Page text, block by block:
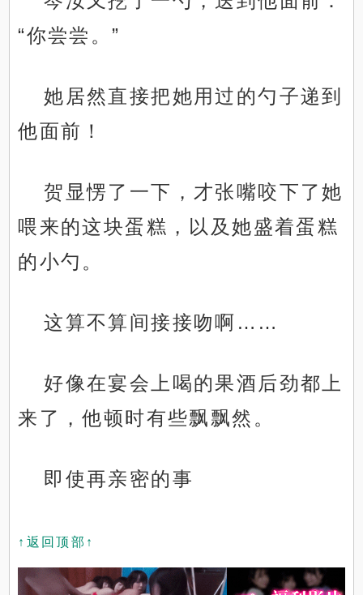
“你尝尝。”
她居然直接把她用过的勺子递到
他面前！
贺显愣了一下，才张嘴咬下了她
喂来的这块蛋糕，以及她盛着蛋糕
的小勺。
这算不算间接接吻啊……
好像在宴会上喝的果酒后劲都上
来了，他顿时有些飘飘然。
即使再亲密的事
↑返回顶部↑